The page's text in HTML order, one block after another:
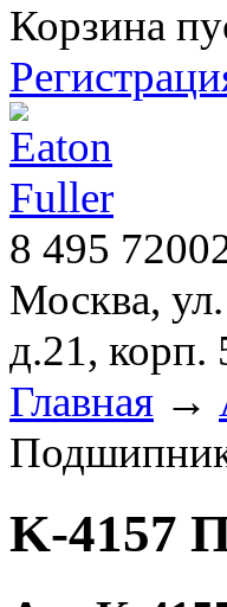
Корзина
8 495
Москва,
д.21, корп.
Главная →
K-4157